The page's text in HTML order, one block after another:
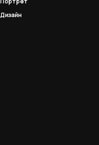
Дизайн